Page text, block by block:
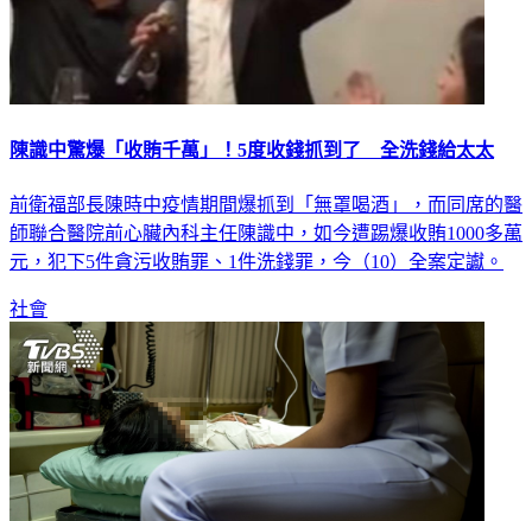
陳識中驚爆「收賄千萬」！5度收錢抓到了 全洗錢給太太
前衛福部長陳時中疫情期間爆抓到「無罩喝酒」，而同席的醫
師聯合醫院前心臟內科主任陳識中，如今遭踢爆收賄1000多萬
元，犯下5件貪污收賄罪、1件洗錢罪，今（10）全案定讞。
社會